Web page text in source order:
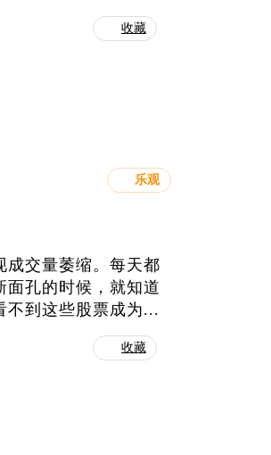
收藏
乐观
成交量萎缩。每天都
面孔的时候，就知道
不到这些股票成为...
收藏